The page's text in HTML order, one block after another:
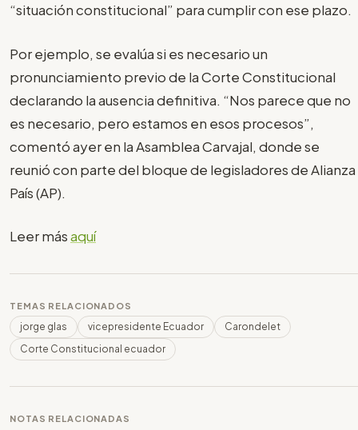
“situación constitucional” para cumplir con ese plazo.
Por ejemplo, se evalúa si es necesario un
pronunciamiento previo de la Corte Constitucional
declarando la ausencia definitiva. “Nos parece que no
es necesario, pero estamos en esos procesos”,
comentó ayer en la Asamblea Carvajal, donde se
reunió con parte del bloque de legisladores de Alianza
País (AP).
Leer másaquí
TEMAS RELACIONADOS
jorge glas vicepresidente Ecuador
Carondelet
Corte Constitucional ecuador
NOTAS RELACIONADAS